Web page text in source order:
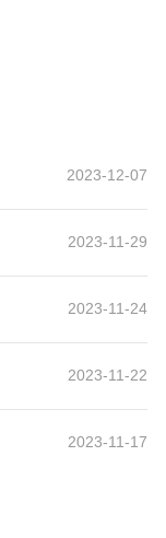
2023-12-07
2023-11-29
2023-11-24
2023-11-22
2023-11-17